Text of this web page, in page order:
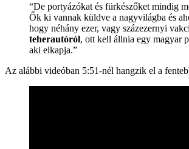
“De portyázókat és fürkészőket mindig
Ők ki vannak küldve a nagyvilágba és
hogy néhány ezer, vagy százezernyi
teherautóról, ott kell állnia egy magyar
aki elkapja.”
Az alábbi videóban 5:51-nél hangzik el a